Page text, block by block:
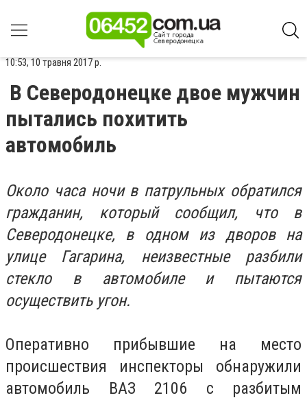
10:53, 10 травня 2017 р.
В Северодонецке двое мужчин
пытались похитить
автомобиль
Около часа ночи в патрульных обратился
гражданин, который сообщил, что в
Северодонецке, в одном из дворов на
улице Гагарина, неизвестные разбили
стекло в автомобиле и пытаются
осуществить угон.
Оперативно прибывшие на место
происшествия инспекторы обнаружили
автомобиль ВАЗ 2106 с разбитым